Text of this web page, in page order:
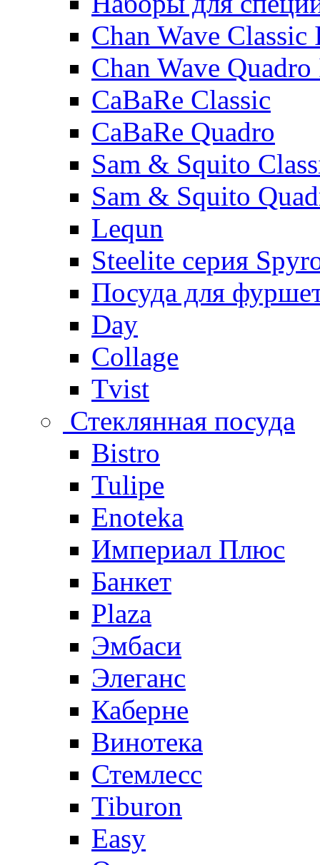
Chan Wave
Chan Wave
CaBaRe Classic
CaBaRe Quadro
Sam & Squito
Sam & Squito
Lequn
Steelite серия
Посуда для
Day
Collage
Tvist
Стеклянная посуда
Bistro
Tulipe
Enoteka
Империал Плюс
Банкет
Plaza
Эмбаси
Элеганс
Каберне
Винотека
Стемлесс
Tiburon
Easy